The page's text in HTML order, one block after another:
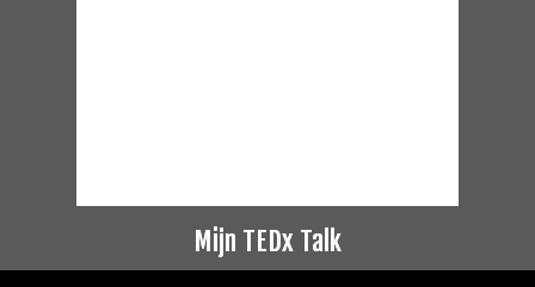
Mijn TEDx Talk